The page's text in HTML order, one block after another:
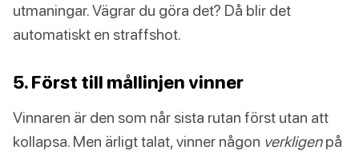
utmaningar. Vägrar du göra det? Då blir det
automatiskt en straffshot.
5. Först till mållinjen vinner
Vinnaren är den som når sista rutan först utan att
kollapsa. Men ärligt talat, vinner någon verkligenpå